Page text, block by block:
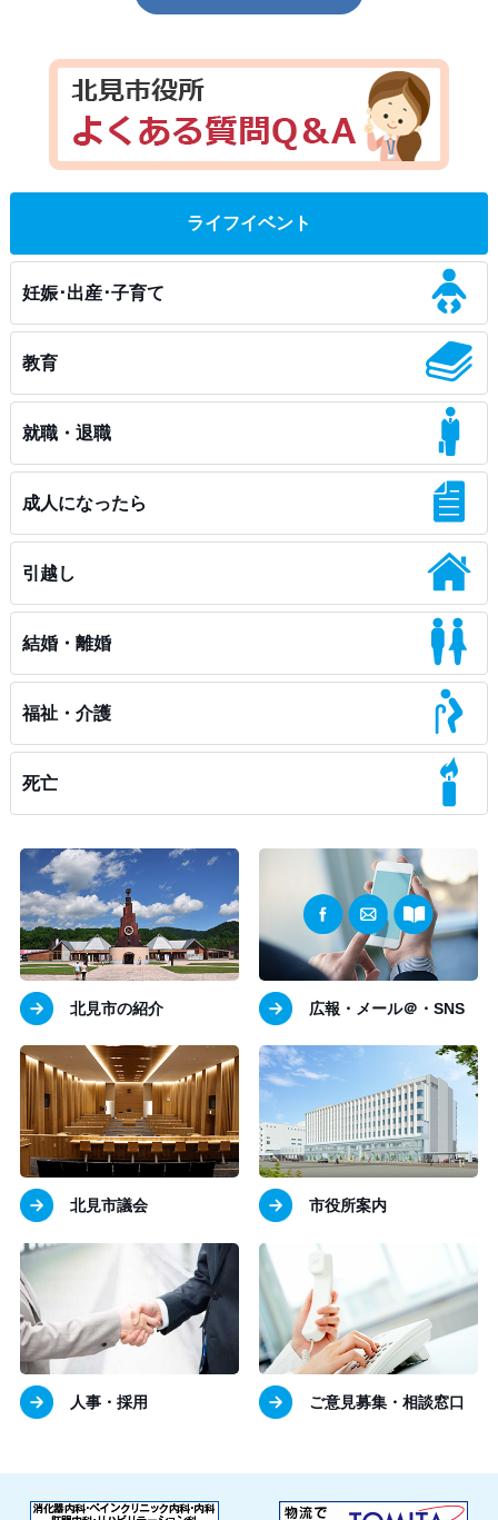
ライフイベント
妊娠･出産･子育て
教育
就職・退職
成人になったら
引越し
結婚・離婚
福祉・介護
死亡
北見市の紹介 広報・メール＠・SNS
北見市議会 市役所案内
人事・採用 ご意見募集・相談窓口